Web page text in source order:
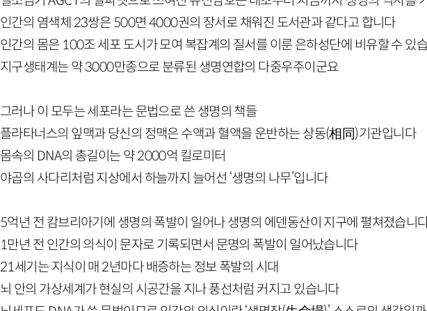
인간의 염색체 23쌍은500면 4000권의 장서로 채워진 도서관과 같다고 합니다
인간의 몸은 100조 세포 도시가 모여 복잡계의 질서를 이룬 은하성단에 비유할 수 있
지구생태계는 약3000만종으로 분류된 생명연합의 다중우주이군요
그러나 이 모두는 세포라는 문법으로 쓴 생명의 책들
플라타너스의 잎맥과 당신의 정맥은 수액과 혈액을 운반하는 상동(相同)기관입니다
몸속의 DNA의 총길이는 약2000억 킬로미터
야곱의 사다리처럼 지상에서 하늘까지 늘어선 ‘생명의 나무’입니다
5억년 전 캄브리아기에 생명의 폭발이 일어나 생명의 에덴동산이 지구에 펼쳐졌습니
1만년 전 인간의 의식이 문자로 기록되면서 문명의 폭발이 일어났습니다
21세기는 지식이 매 2년마다 배증하는 정보 폭발의 시대
뇌 안의 가상세계가 현실의 시공간을 지나 풍선처럼 커지고 있습니다